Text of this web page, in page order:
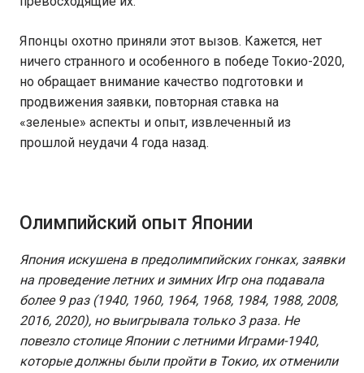
Японцы охотно приняли этот вызов. Кажется, нет
ничего странного и особенного в победе Токио-2020,
но обращает внимание качество подготовки и
продвижения заявки, повторная ставка на
«зеленые» аспекты и опыт, извлеченный из
прошлой неудачи 4 года назад.
Олимпийский опыт Японии
Япония искушена в предолимпийских гонках, заявки
на проведение летних и зимних Игр она подавала
более 9 раз (1940, 1960, 1964, 1968, 1984, 1988, 2008,
2016, 2020), но выигрывала только 3 раза. Не
повезло столице Японии с летними Играми-1940,
которые должны были пройти в Токио, их отменили